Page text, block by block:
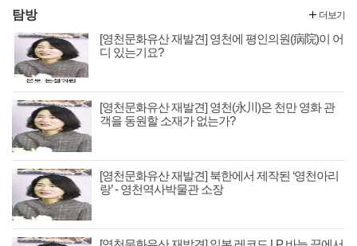
탐방
[영천문화유산 재발견] 영천에 평인의원(病院)이 어
디 있는기요?
[영천문화유산 재발견] 영천(永川)은 천만 영화 관
객을 동원할 소재가 없는가?
[영천문화유산 재발견] 북한에서 제작된 ‘영천아리
랑’ - 영천역사박물관 소장
더보기